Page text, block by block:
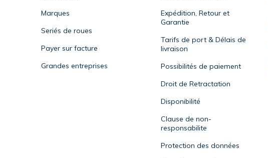
Marques
Seriés de roues
Payer sur facture
Grandes entreprises
Expédition, Retour et
Garantie
Tarifs de port & Délais de
livraison
Possibilités de paiement
Droit de Retractation
Disponibilité
Clause de non-
responsabilite
Protection des données